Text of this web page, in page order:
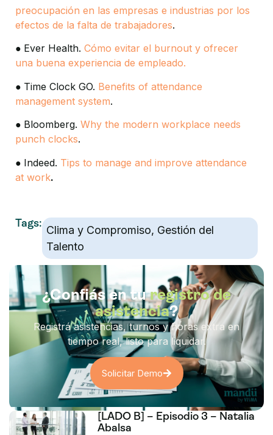
preocupación en las empresas e industrias por los
efectos de la falta de trabajadores.
● Ever Health. Cómo evitar el burnout y ofrecer
una buena experiencia de empleado.
● Time Clock GO. Benefits of attendance
management system.
● Bloomberg. Why the modern workplace needs
punch clocks.
● Indeed. Tips to manage and improve attendance
at work.
Tags:
Clima y Compromiso, Gestión del
Talento
¿Confiás en turegistro de
asistencia?
Registrá asistencias, turnos y horas extra en
tiempo real, listo para liquidar.
Solicitar Demo
[LADO B] – Episodio 3 – Natalia
Abalsa